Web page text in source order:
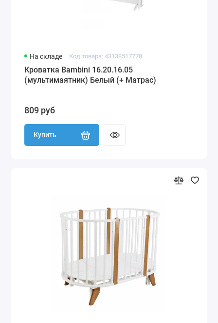
На складе Код товара: 43138517778
Кроватка Bambini 16.20.16.05
(мультимаятник) Белый (+ Матрас)
809 руб
Купить